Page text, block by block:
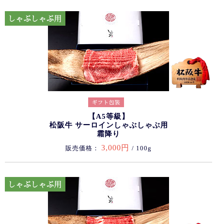
【A5等級】
松阪牛 サーロインしゃぶしゃぶ用
霜降り
販売価格： 3,000円 / 100g